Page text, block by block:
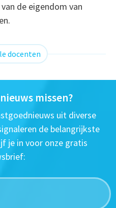
de eigendom van
docenten
missen?
uit diverse
de belangrijkste
je in voor onze gratis